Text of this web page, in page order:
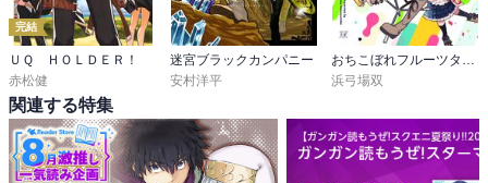
完結
ＵＱ ＨＯＬＤＥＲ！
赤松健
迷宮ブラックカンパニー
安村洋平
浜弓場双
関連する特集